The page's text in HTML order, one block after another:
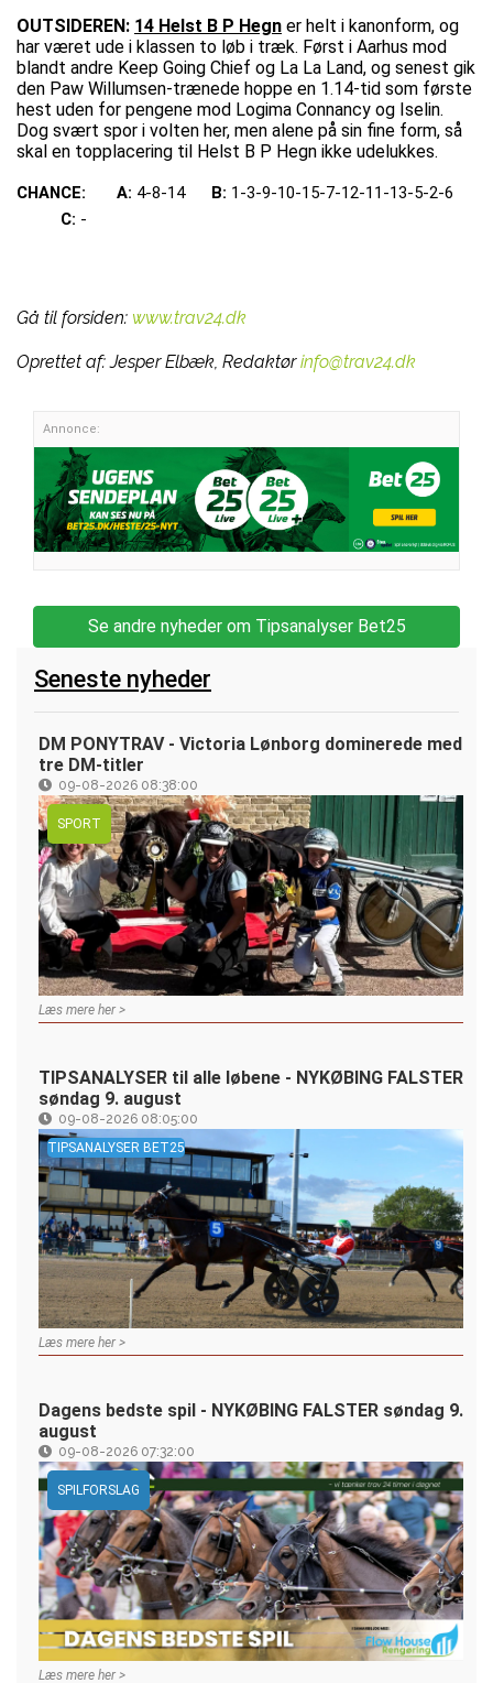
OUTSIDEREN: 14 Helst B P Hegn er helt i kanonform, og
har været ude i klassen to løb i træk. Først i Aarhus mod
blandt andre Keep Going Chief og La La Land, og senest gik
den Paw Willumsen-trænede hoppe en 1.14-tid som første
hest uden for pengene mod Logima Connancy og Iselin.
Dog svært spor i volten her, men alene på sin fine form, så
skal en topplacering til Helst B P Hegn ikke udelukkes.
CHANCE: A: 4-8-14 B: 1-3-9-10-15-7-12-11-13-5-2-6
C: -
Gå til forsiden: www.trav24.dk
Oprettet af:Jesper Elbæk, Redaktør info@trav24.dk
Annonce:
Se andre nyheder om Tipsanalyser Bet25
Seneste nyheder
DM PONYTRAV - Victoria Lønborg dominerede med
tre DM-titler
09-08-2026 08:38:00
SPORT
Læs mere her >
TIPSANALYSER til alle løbene - NYKØBING FALSTER
søndag 9. august
09-08-2026 08:05:00
TIPSANALYSER BET25
Læs mere her >
Dagens bedste spil - NYKØBING FALSTER søndag 9.
august
09-08-2026 07:32:00
SPILFORSLAG
Læs mere her >